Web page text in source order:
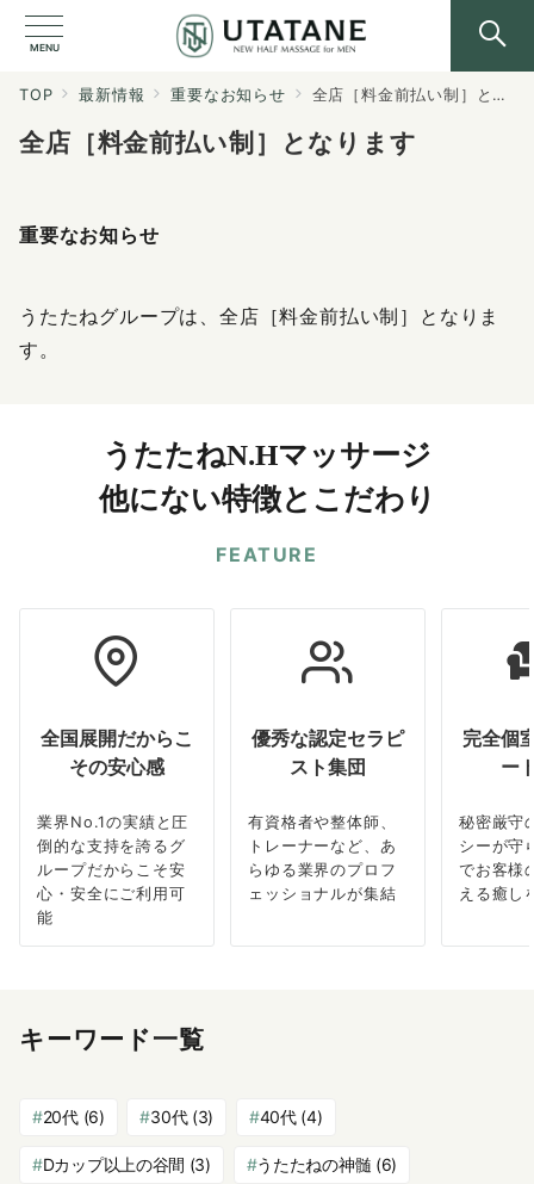
MENU
TOP 最新情報 重要なお知らせ 全店［料金前払い制］となります
全店［料金前払い制］となります
重要なお知らせ
うたたねグループは、全店［料金前払い制］となりま
す。
うたたねN.Hマッサージ
他にない特徴とこだわり
FEATURE
全国展開だからこ
その安心感
業界No.1の実績と圧
倒的な支持を誇るグ
ループだからこそ安
心・安全にご利用可
能
優秀な認定セラピ
スト集団
有資格者や整体師、
トレーナーなど、あ
らゆる業界のプロフ
ェッショナルが集結
完全個
ー
秘密厳守
シーが守
でお客様
える癒し
キーワード一覧
20代(6) 30代(3) 40代(4)
Dカップ以上の谷間 (3) うたたねの神髄 (6)